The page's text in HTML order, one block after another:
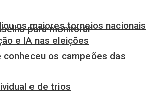
os maiores torneios nacionais
conheceu os campeões das
e de trios
para monitorar
e IA nas eleições